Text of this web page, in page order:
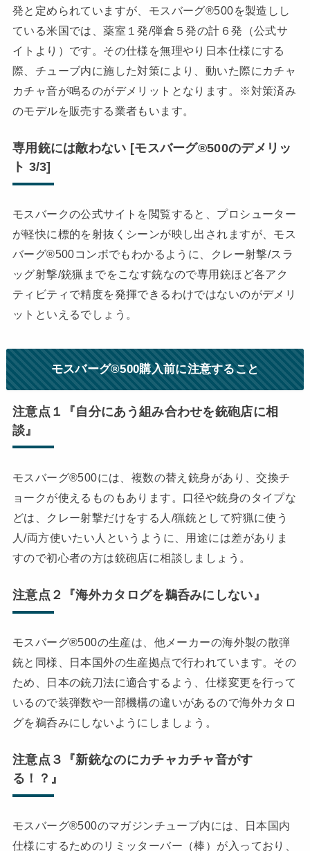
発と定められていますが、モスバーグ®500を製造しし
ている米国では、薬室１発/弾倉５発の計６発（公式サ
イトより）です。その仕様を無理やり日本仕様にする
際、チューブ内に施した対策により、動いた際にカチャ
カチャ音が鳴るのがデメリットとなります。※対策済み
のモデルを販売する業者もいます。
専用銃には敵わない [モスバーグ®500のデメリッ
ト 3/3]
モスバークの公式サイトを閲覧すると、プロシューター
が軽快に標的を射抜くシーンが映し出されますが、モス
バーグ®500コンボでもわかるように、クレー射撃/スラ
ッグ射撃/銃猟までをこなす銃なので専用銃ほど各アク
ティビティで精度を発揮できるわけではないのがデメリ
ットといえるでしょう。
モスバーグ®500購入前に注意すること
注意点１『自分にあう組み合わせを銃砲店に相
談』
モスバーグ®500には、複数の替え銃身があり、交換チ
ョークが使えるものもあります。口径や銃身のタイプな
どは、クレー射撃だけをする人/猟銃として狩猟に使う
人/両方使いたい人というように、用途には差がありま
すので初心者の方は銃砲店に相談しましょう。
注意点２『海外カタログを鵜呑みにしない』
モスバーグ®500の生産は、他メーカーの海外製の散弾
銃と同様、日本国外の生産拠点で行われています。その
ため、日本の銃刀法に適合するよう、仕様変更を行って
いるので装弾数や一部機構の違いがあるので海外カタロ
グを鵜呑みにしないようにしましょう。
注意点３『新銃なのにカチャカチャ音がす
る！？』
モスバーグ®500のマガジンチューブ内には、日本国内
仕様にするためのリミッターバー（棒）が入っており、